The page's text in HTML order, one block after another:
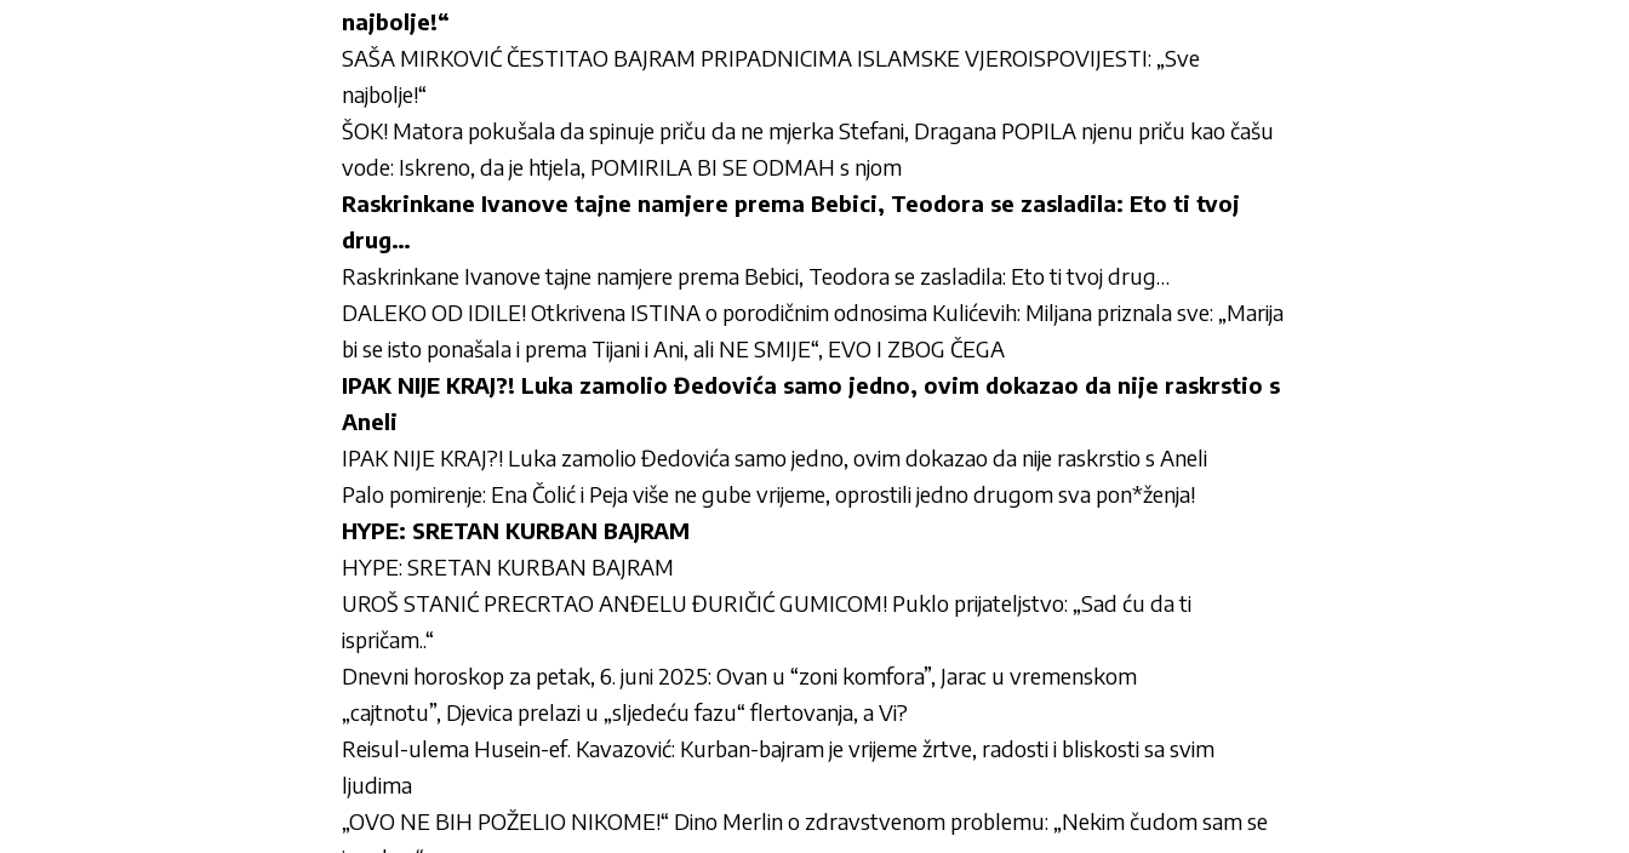
najbolje!“
SAŠA MIRKOVIĆ ČESTITAO BAJRAM PRIPADNICIMA ISLAMSKE VJEROISPOVIJESTI: „Sve
najbolje!“
ŠOK! Matora pokušala da spinuje priču da ne mjerka Stefani, Dragana POPILA njenu priču kao čašu
vode: Iskreno, da je htjela, POMIRILA BI SE ODMAH s njom
Raskrinkane Ivanove tajne namjere prema Bebici, Teodora se zasladila: Eto ti tvoj
drug…
Raskrinkane Ivanove tajne namjere prema Bebici, Teodora se zasladila: Eto ti tvoj drug…
DALEKO OD IDILE! Otkrivena ISTINA o porodičnim odnosima Kulićevih: Miljana priznala sve: „Marija
bi se isto ponašala i prema Tijani i Ani, ali NE SMIJE“, EVO I ZBOG ČEGA
IPAK NIJE KRAJ?! Luka zamolio Đedovića samo jedno, ovim dokazao da nije raskrstio s
Aneli
IPAK NIJE KRAJ?! Luka zamolio Đedovića samo jedno, ovim dokazao da nije raskrstio s Aneli
Palo pomirenje: Ena Čolić i Peja više ne gube vrijeme, oprostili jedno drugom sva pon*ženja!
HYPE: SRETAN KURBAN BAJRAM
HYPE: SRETAN KURBAN BAJRAM
UROŠ STANIĆ PRECRTAO ANĐELU ĐURIČIĆ GUMICOM! Puklo prijateljstvo: „Sad ću da ti
ispričam..“
Dnevni horoskop za petak, 6. juni 2025: Ovan u “zoni komfora”, Jarac u vremenskom
„cajtnotu”, Djevica prelazi u „sljedeću fazu“ flertovanja, a Vi?
Reisul-ulema Husein-ef. Kavazović: Kurban-bajram je vrijeme žrtve, radosti i bliskosti sa svim
ljudima
„OVO NE BIH POŽELIO NIKOME!“ Dino Merlin o zdravstvenom problemu: „Nekim čudom sam se